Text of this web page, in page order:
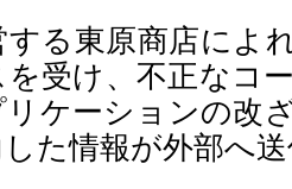
る東原商店によ
を受け、不正なコ
ケーションの改
た情報が外部へ